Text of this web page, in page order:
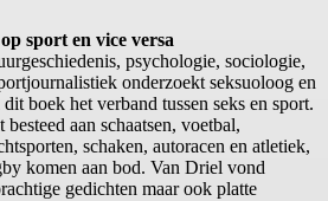
sport en vice versa
psychologie, sociologie,
onderzoekt seksuoloog en
boek het verband tussen seks en sport.
aan schaatsen, voetbal,
schaken, autoracen en atletiek,
komen aan bod. Van Driel vond
gedichten maar ook platte